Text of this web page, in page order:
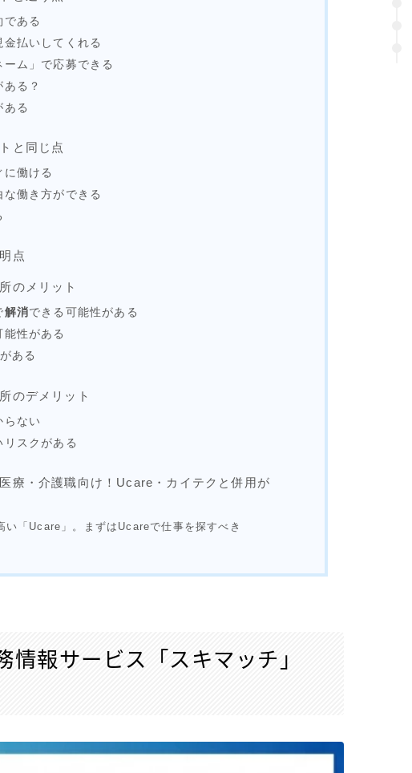
である
払いしてくれる
ム」で応募できる
る？
ある
と同じ点
に働ける
働き方ができる
点
のメリット
解消できる可能性がある
性がある
ある
のデメリット
らない
スクがある
療・介護職向け！Ucare・カイテクと併用が
「Ucare」。 まずはUcareで仕事を探すべき
情報サービス「スキマッチ」